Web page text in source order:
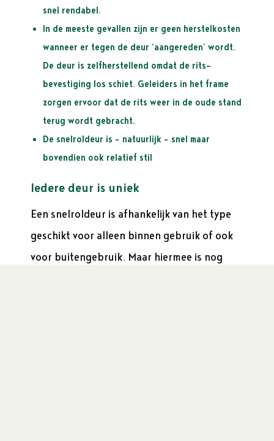
snel rendabel.
In de meeste gevallen zijn er geen herstelkosten
wanneer er tegen de deur ‘aangereden’ wordt.
De deur is zelfherstellend omdat de rits-
bevestiging los schiet. Geleiders in het frame
zorgen ervoor dat de rits weer in de oude stand
terug wordt gebracht.
De snelroldeur is – natuurlijk – snel maar
bovendien ook relatief stil
Iedere deur is uniek
Een snelroldeur is afhankelijk van het type
geschikt voor alleen binnen gebruik of ook
voor buitengebruik. Maar hiermee is nog